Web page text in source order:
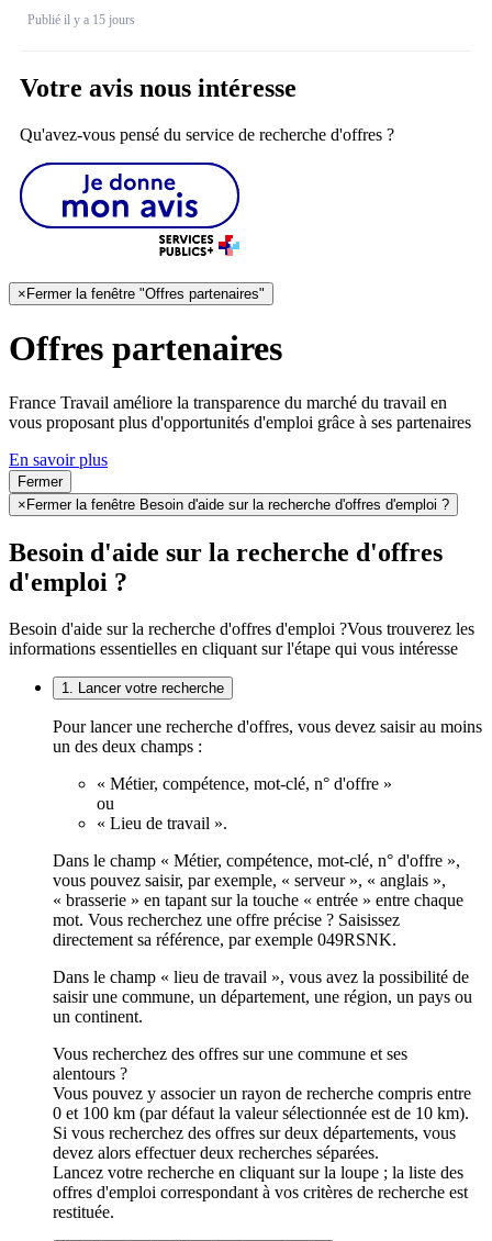
Publié il y a 15 jours
Votre avis nous intéresse
Qu'avez-vous pensé du service de recherche d'offres ?
× Fermer la fenêtre "Offres partenaires"
Offres partenaires
France Travail améliore la transparence du marché du travail en
vous proposant plus d'opportunités d'emploi grâce à ses partenaires
En savoir plus
Fermer
× Fermer la fenêtre Besoin d'aide sur la recherche d'offres d'emploi ?
Besoin d'aide sur la recherche d'offres
d'emploi ?
Besoin d'aide sur la recherche d'offres d'emploi ?Vous trouverez les
informations essentielles en cliquant sur l'étape qui vous intéresse
1. Lancer votre recherche
Pour lancer une recherche d'offres, vous devez saisir au moins
un des deux champs :
« Métier, compétence, mot-clé, n° d'offre »
ou
« Lieu de travail ».
Dans le champ « Métier, compétence, mot-clé, n° d'offre »,
vous pouvez saisir, par exemple, « serveur », « anglais »,
« brasserie » en tapant sur la touche « entrée » entre chaque
mot. Vous recherchez une offre précise ? Saisissez
directement sa référence, par exemple 049RSNK.
Dans le champ « lieu de travail », vous avez la possibilité de
saisir une commune, un département, une région, un pays ou
un continent.
Vous recherchez des offres sur une commune et ses
alentours ?
Vous pouvez y associer un rayon de recherche compris entre
0 et 100 km (par défaut la valeur sélectionnée est de 10 km).
Si vous recherchez des offres sur deux départements, vous
devez alors effectuer deux recherches séparées.
Lancez votre recherche en cliquant sur la loupe ; la liste des
offres d'emploi correspondant à vos critères de recherche est
restituée.